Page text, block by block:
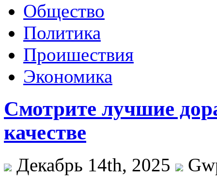
Общество
Политика
Проишествия
Экономика
Смотрите лучшие
качестве
Декабрь 14th, 2025